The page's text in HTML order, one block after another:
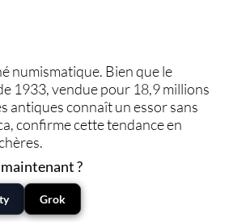
numismatique. Bien que le
1933, vendue pour 18,9 millions
antiques connaît un essor sans
confirme cette tendance en
?
Grok